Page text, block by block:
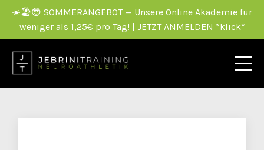
☀️🏖️😎 SOMMERANGEBOT — Unsere Online Akademie für
weniger als 1,25€ pro Tag! | JETZT ANMELDEN *klick*